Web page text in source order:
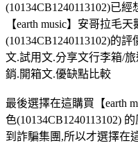
(10134CB1240113102)已
【earth music】安哥拉毛
(10134CB1240113102)的
文.試用文.分享文行李箱/
銷.開箱文.優缺點比較
最後選擇在這購買【earth
色(10134CB1240113102)
到詐騙集團,所以才選擇在